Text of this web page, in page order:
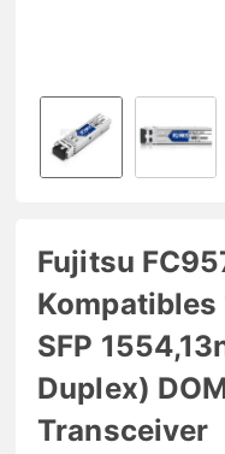
Fujitsu
Kompatibles
SFP
Duplex)
Transceiver